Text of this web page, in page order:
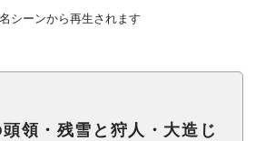
シーンから再生されます
領・残雪と狩人・大造じ